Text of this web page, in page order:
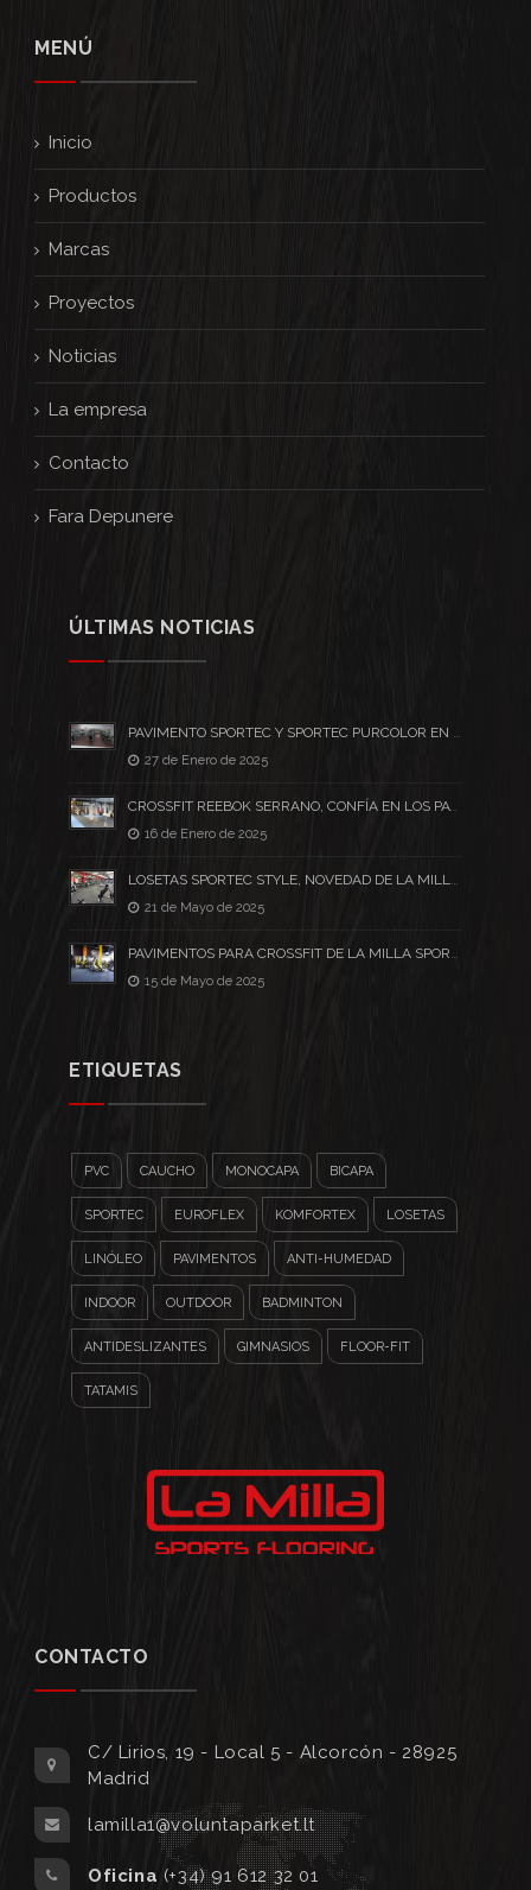
MENÚ
Inicio
Productos
Marcas
Proyectos
Noticias
La empresa
Contacto
Fara Depunere
ÚLTIMAS NOTICIAS
27 de Enero de 2025
CROSSFIT REEBOK SERRANO, CONFÍA EN LOS PAVIMENTOS SPORTEC PARA SU NUEVO BOX ...
16 de Enero de 2025
21 de Mayo de 2025
15 de Mayo de 2025
ETIQUETAS
PVC CAUCHO MONOCAPA BICAPA
SPORTEC EUROFLEX KOMFORTEX LOSETAS
LINÓLEO PAVIMENTOS ANTI-HUMEDAD
INDOOR OUTDOOR BADMINTON
ANTIDESLIZANTES GIMNASIOS FLOOR-FIT
TATAMIS
CONTACTO
C/ Lirios, 19 - Local 5 - Alcorcón - 28925
Madrid
lamilla1@voluntaparket.lt
Oficina (+34) 91 612 32 01